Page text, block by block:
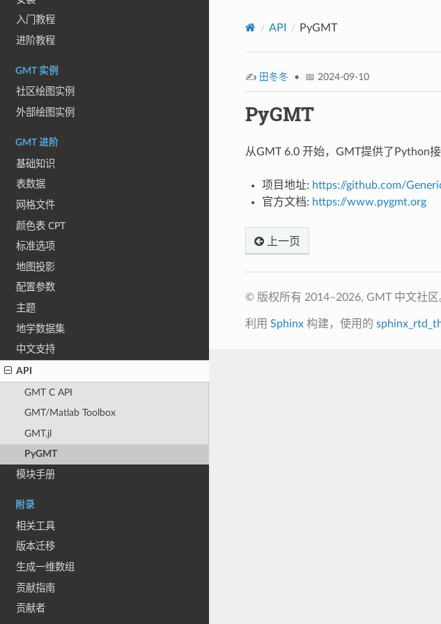
入门教程
进阶教程
GMT 实例
社区绘图实例
外部绘图实例
GMT 进阶
基础知识
表数据
网格文件
颜色表 CPT
标准选项
地图投影
配置参数
主题
地学数据集
中文支持
API
GMT C API
GMT/Matlab Toolbox
GMT.jl
PyGMT
模块手册
附录
相关工具
版本迁移
生成一维数组
贡献指南
贡献者
API PyGMT
✍️ 田冬冬 • 📅 2024-09-10
PyGMT
从GMT 6.0 开始，GMT提供了Python
项目地址: https://github.com/
官方文档: https://www.pygmt.org
上一页
© 版权所有 2014–2026, GMT 中文社区
利用 Sphinx构建，使用的